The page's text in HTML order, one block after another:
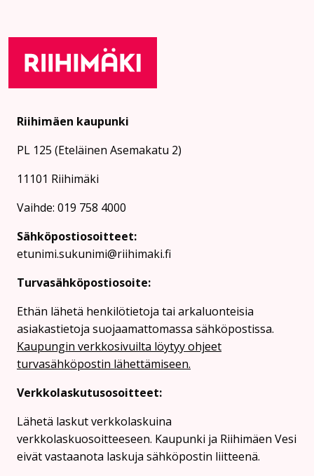
Riihimäen kaupunki
PL 125 (Eteläinen Asemakatu 2)
11101 Riihimäki
Vaihde: 019 758 4000
Sähköpostiosoitteet:
etunimi.sukunimi@riihimaki.fi
Turvasähköpostiosoite:
Ethän lähetä henkilötietoja tai arkaluonteisia
asiakastietoja suojaamattomassa sähköpostissa.
Kaupungin verkkosivuilta löytyy ohjeet
turvasähköpostin lähettämiseen.
Verkkolaskutusosoitteet:
Lähetä laskut verkkolaskuina
verkkolaskuosoitteeseen. Kaupunki ja Riihimäen Vesi
eivät vastaanota laskuja sähköpostin liitteenä.